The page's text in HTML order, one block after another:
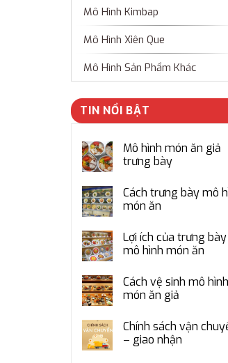
Mô Hình Kimbap
Mô Hình Xiên Que
Mô Hình Sản Phẩm Khác
TIN NỔI BẬT
Mô hình món ăn giả
trưng bày
Cách trưng bày mô
món ăn
Lợi ích của trưng bày
mô hình món ăn
Cách vệ sinh mô hình
món ăn giả
Chính sách vận
– giao nhận